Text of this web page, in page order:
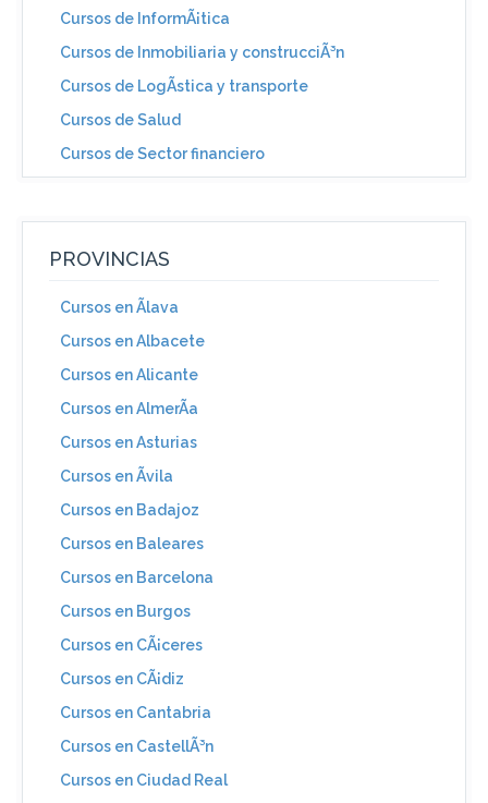
Cursos de InformÃ¡tica
Cursos de Inmobiliaria y construcciÃ³n
Cursos de LogÃ­stica y transporte
Cursos de Salud
Cursos de Sector financiero
PROVINCIAS
Cursos en Ãlava
Cursos en Albacete
Cursos en Alicante
Cursos en AlmerÃ­a
Cursos en Asturias
Cursos en Ãvila
Cursos en Badajoz
Cursos en Baleares
Cursos en Barcelona
Cursos en Burgos
Cursos en CÃ¡ceres
Cursos en CÃ¡diz
Cursos en Cantabria
Cursos en CastellÃ³n
Cursos en Ciudad Real